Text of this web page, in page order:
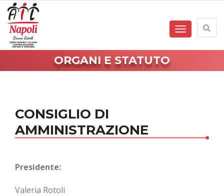
Toggle
navigation
ORGANI E STATUTO
CONSIGLIO DI
AMMINISTRAZIONE
Presidente:
Valeria Rotoli